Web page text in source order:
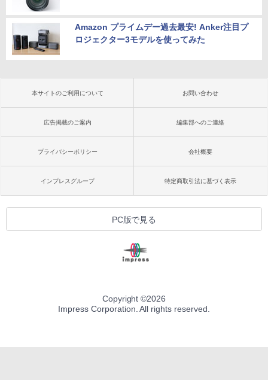
Amazon プライムデー過去最安! Anker注目プ
ロジェクター3モデルを使ってみた
本サイトのご利用について お問い合わせ
広告掲載のご案内 編集部へのご連絡
プライバシーポリシー 会社概要
インプレスグループ 特定商取引法に基づく表示
PC版で見る
Copyright ©2026
Impress Corporation. All rights reserved.